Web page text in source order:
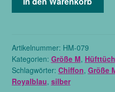
Chiffon
mit
silbernen
Münzen,
Artikelnummer: HM-079
Kategorien: Größe M,
Schlagwörter: Chiffon, Größe
Royalblau, silber